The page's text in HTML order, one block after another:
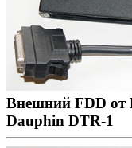
Внешний FDD от
Dauphin DTR-1